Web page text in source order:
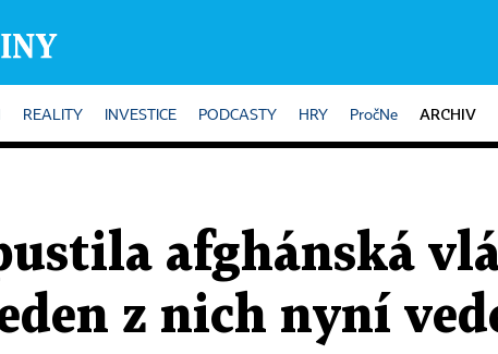
REALITY INVESTICE PODCASTY HRY PročNe ARCHIV
afghánská
z nich nyní